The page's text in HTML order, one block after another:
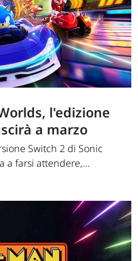
l'edizione
a marzo
Switch 2 di Sonic
a farsi attendere,...